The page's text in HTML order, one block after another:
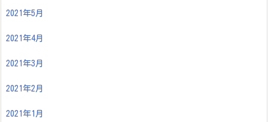
2021年5月
2021年4月
2021年3月
2021年2月
2021年1月